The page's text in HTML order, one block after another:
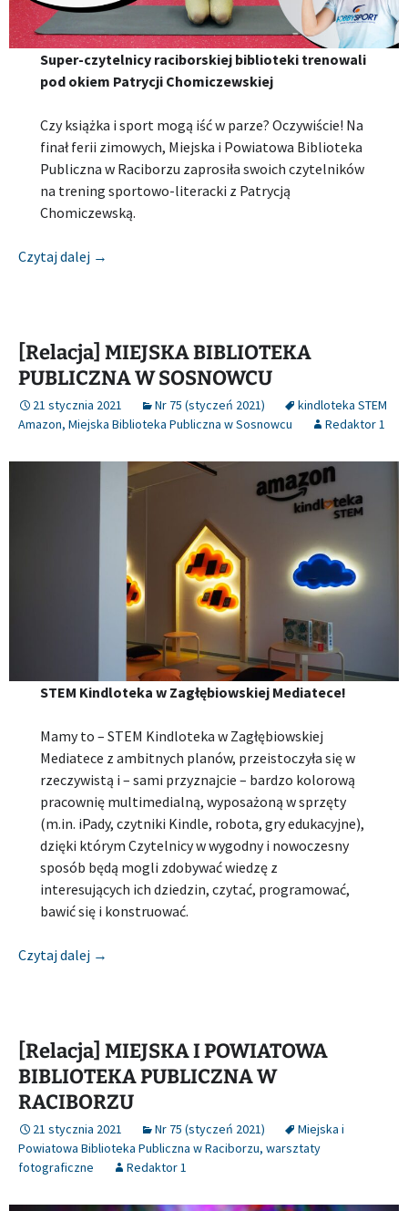
Super-czytelnicy raciborskiej biblioteki trenowali
pod okiem Patrycji Chomiczewskiej
Czy książka i sport mogą iść w parze? Oczywiście! Na
finał ferii zimowych, Miejska i Powiatowa Biblioteka
Publiczna w Raciborzu zaprosiła swoich czytelników
na trening sportowo-literacki z Patrycją
Chomiczewską.
Czytaj dalej [Relacja] MIEJSKA I POWIATOWA BIBLIOTEKA
→
[Relacja] MIEJSKA BIBLIOTEKA
PUBLICZNA W SOSNOWCU
21 stycznia 2021 Nr 75 (styczeń 2021)
kindloteka STEM
Amazon, Miejska Biblioteka Publiczna w Sosnowcu Redaktor 1
STEM Kindloteka w Zagłębiowskiej Mediatece!
Mamy to – STEM Kindloteka w Zagłębiowskiej
Mediatece z ambitnych planów, przeistoczyła się w
rzeczywistą i – sami przyznajcie – bardzo kolorową
pracownię multimedialną, wyposażoną w sprzęty
(m.in. iPady, czytniki Kindle, robota, gry edukacyjne),
dzięki którym Czytelnicy w wygodny i nowoczesny
sposób będą mogli zdobywać wiedzę z
interesujących ich dziedzin, czytać, programować,
bawić się i konstruować.
Czytaj dalej [Relacja] MIEJSKA BIBLIOTEKA PUBLICZNA W
→
[Relacja] MIEJSKA I POWIATOWA
BIBLIOTEKA PUBLICZNA W
RACIBORZU
21 stycznia 2021 Nr 75 (styczeń 2021)
Miejska i
Powiatowa Biblioteka Publiczna w Raciborzu, warsztaty
fotograficzne
Redaktor 1